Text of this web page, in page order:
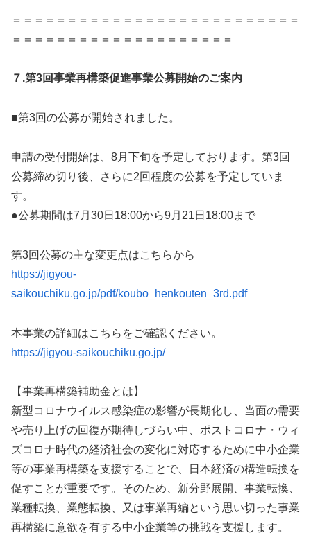
＝＝＝＝＝＝＝＝＝＝＝＝＝＝＝＝＝＝＝＝＝＝＝＝＝＝
＝＝＝＝＝＝＝＝＝＝＝＝＝＝＝＝＝＝＝＝
７.第3回事業再構築促進事業公募開始のご案内
■第3回の公募が開始されました。
申請の受付開始は、8月下旬を予定しております。第3回
公募締め切り後、さらに2回程度の公募を予定していま
す。
●公募期間は7月30日18:00から9月21日18:00まで
第3回公募の主な変更点はこちらから
https://jigyou-
saikouchiku.go.jp/pdf/koubo_henkouten_3rd.pdf
本事業の詳細はこちらをご確認ください。
https://jigyou-saikouchiku.go.jp/
【事業再構築補助金とは】
新型コロナウイルス感染症の影響が長期化し、当面の需要
や売り上げの回復が期待しづらい中、ポストコロナ・ウィ
ズコロナ時代の経済社会の変化に対応するために中小企業
等の事業再構築を支援することで、日本経済の構造転換を
促すことが重要です。そのため、新分野展開、事業転換、
業種転換、業態転換、又は事業再編という思い切った事業
再構築に意欲を有する中小企業等の挑戦を支援します。